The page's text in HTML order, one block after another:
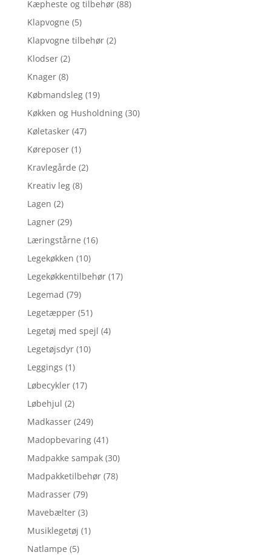
Kæpheste og tilbehør (88)
Klapvogne (5)
Klapvogne tilbehør (2)
Klodser (2)
Knager (8)
Købmandsleg (19)
Køkken og Husholdning (30)
Køletasker (47)
Køreposer (1)
Kravlegårde (2)
Kreativ leg (8)
Lagen (2)
Lagner (29)
Læringstårne (16)
Legekøkken (10)
Legekøkkentilbehør (17)
Legemad (79)
Legetæpper (51)
Legetøj med spejl (4)
Legetøjsdyr (10)
Leggings (1)
Løbecykler (17)
Løbehjul (2)
Madkasser (249)
Madopbevaring (41)
Madpakke sampak (30)
Madpakketilbehør (78)
Madrasser (79)
Mavebælter (3)
Musiklegetøj (1)
Natlampe (5)